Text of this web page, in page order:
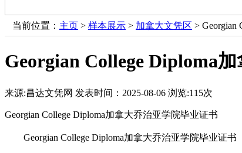
当前位置： 主页 > 样本展示 > 加拿大文凭区 > Georgian
Georgian College Diploma
来源:昌达文凭网 发表时间：2025-08-06 浏览:115次
Georgian College Diploma加拿大乔治亚学院毕业证书
Georgian College Diploma加拿大乔治亚学院毕业证书